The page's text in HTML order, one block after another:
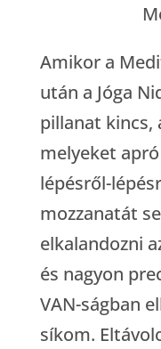
Amikor a
után a Jóga
pillanat kincs,
melyeket
lépésről-
mozzanatát
elkalandozni
és nagyon
VAN-ságban
síkom.